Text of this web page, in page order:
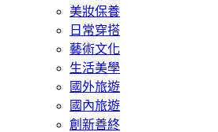
美妝保養
日常穿搭
藝術文化
生活美學
國外旅遊
國內旅遊
創新善終